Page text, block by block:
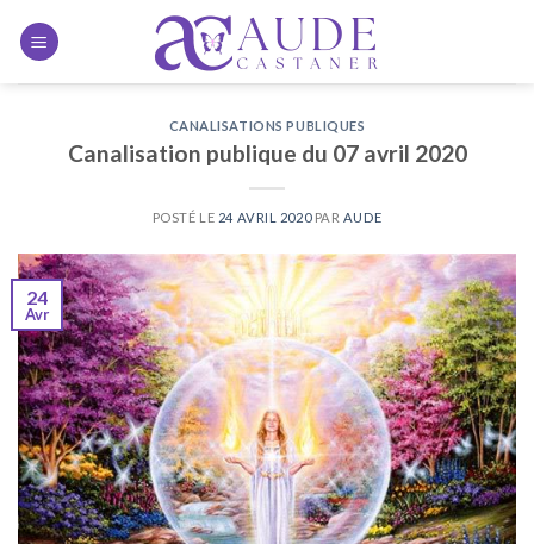
CANALISATIONS PUBLIQUES
Canalisation publique du 07 avril 2020
POSTÉ LE 24 AVRIL 2020PAR AUDE
24
Avr